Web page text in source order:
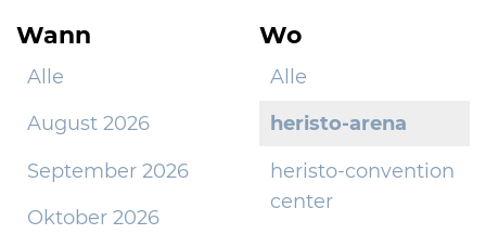
Wann
Alle
August 2026
September 2026
Oktober 2026
Wo
Alle
heristo-arena
heristo-convention
center